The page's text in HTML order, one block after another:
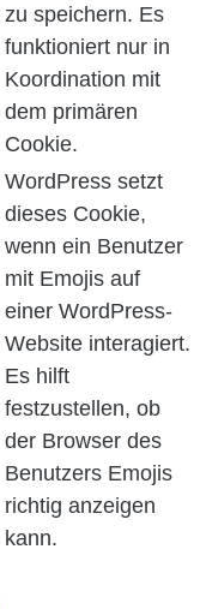
zu speichern. Es
funktioniert nur in
Koordination mit
dem primären
Cookie.
WordPress setzt
dieses Cookie,
wenn ein Benutzer
mit Emojis auf
einer WordPress-
Website interagiert.
Es hilft
festzustellen, ob
der Browser des
Benutzers Emojis
richtig anzeigen
kann.